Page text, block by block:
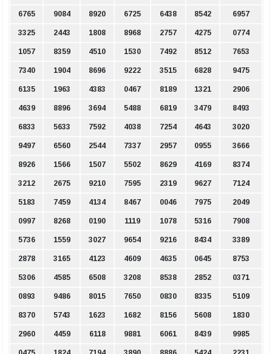
6765 9084 8920 6725 6438 8542 6957
3325 2443 1808 8968 2757 4275 0774
1057 8359 4510 1530 7492 8512 7653
7340 1904 8696 9222 3515 6828 9475
6135 1963 4383 0467 8189 1321 2906
4639 8896 3694 5488 6819 3479 8493
6833 5633 7592 4038 7254 4643 3020
9497 6560 2544 7337 2957 0955 3666
8926 1566 1507 5502 8629 4169 8374
3212 2675 9210 7595 2319 9627 7124
5183 7459 4134 8467 0046 7975 2049
0997 8268 0190 1119 1078 5316 7908
5736 1559 3027 9654 9216 8434 3389
2878 3165 4123 4609 4635 0645 8753
5306 4585 6508 3208 8538 2852 0371
0893 9486 8015 7650 0830 8335 5109
8370 5743 1623 1682 8156 5608 1830
2960 4459 6118 9881 6061 8439 9985